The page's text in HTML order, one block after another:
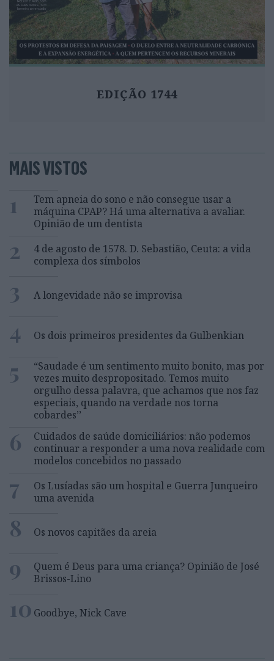
EDIÇÃO 1744
MAIS VISTOS
1
Tem apneia do sono e não consegue usar a
máquina CPAP? Há uma alternativa a avaliar.
Opinião de um dentista
2
4 de agosto de 1578. D. Sebastião, Ceuta: a vida
complexa dos símbolos
3 A longevidade não se improvisa
4 Os dois primeiros presidentes da Gulbenkian
5
“Saudade é um sentimento muito bonito, mas por
vezes muito despropositado. Temos muito
orgulho dessa palavra, que achamos que nos faz
especiais, quando na verdade nos torna
cobardes’’
6
Cuidados de saúde domiciliários: não podemos
continuar a responder a uma nova realidade com
modelos concebidos no passado
7
Os Lusíadas são um hospital e Guerra Junqueiro
uma avenida
8 Os novos capitães da areia
9
Quem é Deus para uma criança? Opinião de José
Brissos-Lino
10 Goodbye, Nick Cave